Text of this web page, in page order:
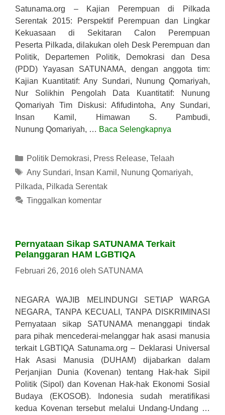
Satunama.org – Kajian Perempuan di Pilkada
Serentak 2015: Perspektif Perempuan dan Lingkar
Kekuasaan di Sekitaran Calon Perempuan
Peserta Pilkada, dilakukan oleh Desk Perempuan dan
Politik, Departemen Politik, Demokrasi dan Desa
(PDD) Yayasan SATUNAMA, dengan anggota tim:
Kajian Kuantitatif: Any Sundari, Nunung Qomariyah,
Nur Solikhin Pengolah Data Kuantitatif: Nunung
Qomariyah Tim Diskusi: Afifudintoha, Any Sundari,
Insan Kamil, Himawan S. Pambudi,
Nunung Qomariyah, … Baca Selengkapnya
Kategori
Politik Demokrasi, Press Release, Telaah
Tag
Any Sundari, Insan Kamil , Nunung Qomariyah,
Pilkada, Pilkada Serentak
Tinggalkan komentar
Pernyataan Sikap SATUNAMA Terkait
Pelanggaran HAM LGBTIQA
Februari 26, 2016 oleh SATUNAMA
NEGARA WAJIB MELINDUNGI SETIAP WARGA
NEGARA, TANPA KECUALI, TANPA DISKRIMINASI
Pernyataan sikap SATUNAMA menanggapi tindak
para pihak mencederai-melanggar hak asasi manusia
terkait LGBTIQA Satunama.org – Deklarasi Universal
Hak Asasi Manusia (DUHAM) dijabarkan dalam
Perjanjian Dunia (Kovenan) tentang Hak-hak Sipil
Politik (Sipol) dan Kovenan Hak-hak Ekonomi Sosial
Budaya (EKOSOB). Indonesia sudah meratifikasi
kedua Kovenan tersebut melalui Undang-Undang …